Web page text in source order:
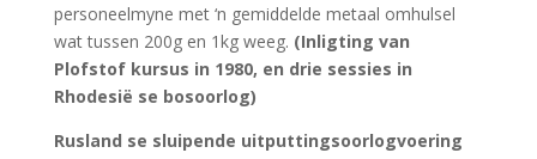
personeelmyne met ‘n gemiddelde metaal omhulsel
wat tussen 200g en 1kg weeg. (Inligting van
Plofstof kursus in 1980, en drie sessies in
Rhodesië se bosoorlog)
Rusland se sluipende uitputtingsoorlogvoering